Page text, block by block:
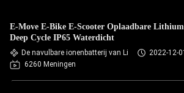
E-Move E-Bike E-Scooter Oplaadbare
Deep Cycle IP65 Waterdicht
De navulbare ionenbatterij van Li
2022-12-
6260 Meningen